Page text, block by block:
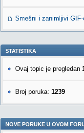
Smešni i zanimljivi GIF-
STATISTIKA
Ovaj topic je pregledan
Broj poruka: 1239
NOVE PORUKE U OVOM